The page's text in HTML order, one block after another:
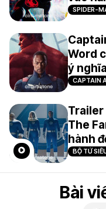
SPIDER-
Word
ý
CAPTAIN
Trailer
The
hành
BỘ TỨ
Bài